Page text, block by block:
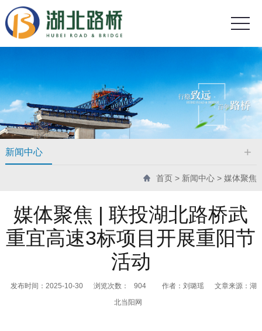
新闻中心
首页 > 新闻中心 >媒体聚焦
媒体聚焦 | 联投湖北路桥武
重宜高速3标项目开展重阳节
活动
发布时间：2025-10-30 浏览次数： 904 作者：刘璐瑶
文章来源：湖
北当阳网